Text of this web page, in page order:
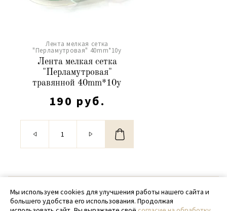
Лента мелкая сетка
"Перламутровая" 40mm*10y
Лента мелкая сетка
"Перламутровая"
травянной 40mm*10y
190 руб.
© 2020 - 2026 SamPack
+ 7 (918) 699-97-87
Мы используем cookies для улучшения работы нашего сайта и
большего удобства его использования. Продолжая